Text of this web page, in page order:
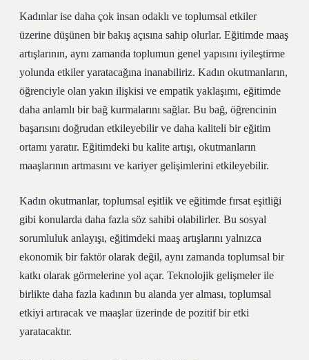
Kadınlar ise daha çok insan odaklı ve toplumsal etkiler
üzerine düşünen bir bakış açısına sahip olurlar. Eğitimde maaş
artışlarının, aynı zamanda toplumun genel yapısını iyileştirme
yolunda etkiler yaratacağına inanabiliriz. Kadın okutmanların,
öğrenciyle olan yakın ilişkisi ve empatik yaklaşımı, eğitimde
daha anlamlı bir bağ kurmalarını sağlar. Bu bağ, öğrencinin
başarısını doğrudan etkileyebilir ve daha kaliteli bir eğitim
ortamı yaratır. Eğitimdeki bu kalite artışı, okutmanların
maaşlarının artmasını ve kariyer gelişimlerini etkileyebilir.
Kadın okutmanlar, toplumsal eşitlik ve eğitimde fırsat eşitliği
gibi konularda daha fazla söz sahibi olabilirler. Bu sosyal
sorumluluk anlayışı, eğitimdeki maaş artışlarını yalnızca
ekonomik bir faktör olarak değil, aynı zamanda toplumsal bir
katkı olarak görmelerine yol açar. Teknolojik gelişmeler ile
birlikte daha fazla kadının bu alanda yer alması, toplumsal
etkiyi artıracak ve maaşlar üzerinde de pozitif bir etki
yaratacaktır.